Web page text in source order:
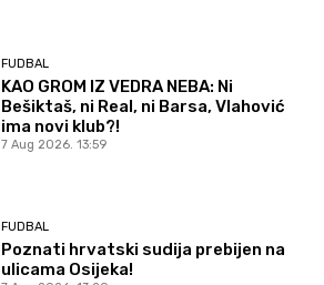
FUDBAL
KAO GROM IZ VEDRA NEBA: Ni
Bešiktaš, ni Real, ni Barsa, Vlahović
ima novi klub?!
7 Aug 2026. 13:59
FUDBAL
Poznati hrvatski sudija prebijen na
ulicama Osijeka!